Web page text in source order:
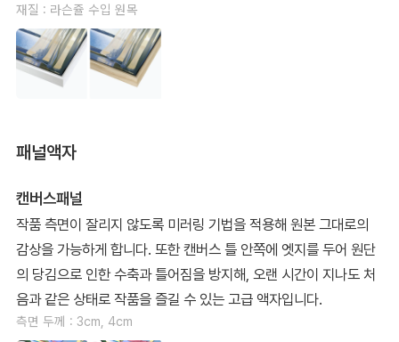
재질 : 라슨쥴 수입 원목
패널액자
캔버스패널
작품 측면이 잘리지 않도록 미러링 기법을 적용해 원본 그대로의
감상을 가능하게 합니다. 또한 캔버스 틀 안쪽에 엣지를 두어 원단
의 당김으로 인한 수축과 틀어짐을 방지해, 오랜 시간이 지나도 처
음과 같은 상태로 작품을 즐길 수 있는 고급 액자입니다.
측면 두께 : 3cm, 4cm